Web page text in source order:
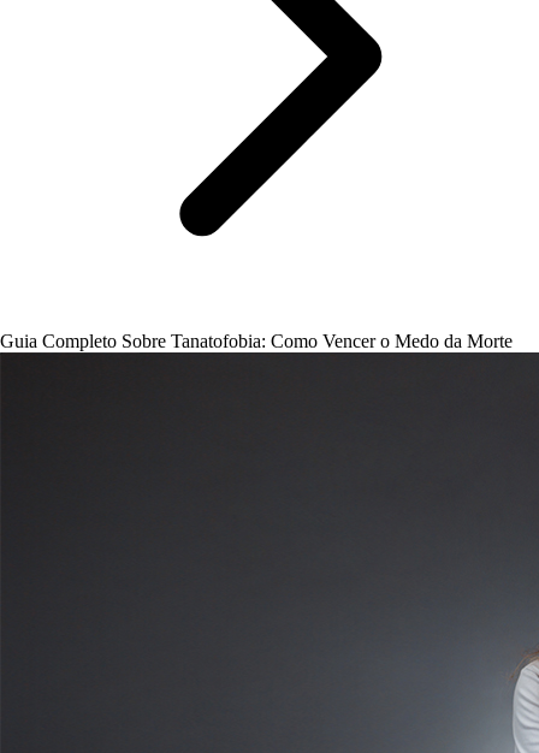
Guia Completo Sobre Tanatofobia: Como Vencer o Medo da Morte